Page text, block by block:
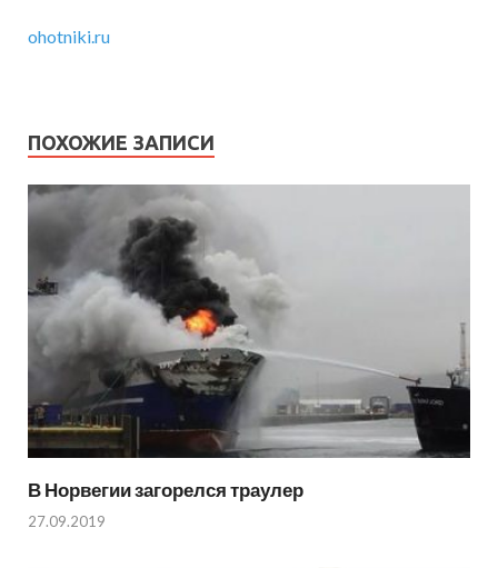
ohotniki.ru
ПОХОЖИЕ ЗАПИСИ
В Норвегии загорелся траулер
27.09.2019